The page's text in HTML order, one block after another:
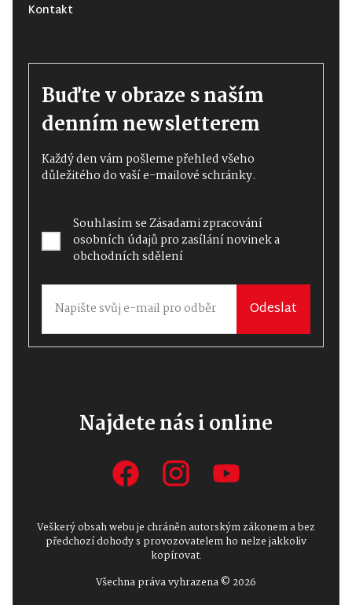
Kontakt
Buďte v obraze s naším
denním newsletterem
Každý den vám pošleme přehled všeho
důležitého do vaší e-mailové schránky.
Souhlasím seZásadami zpracování
osobních údajůpro zasílání novinek a
obchodních sdělení
Odeslat
Najdete nás i online
Veškerý obsah webu je chráněn autorským zákonem a bez
předchozí dohody s provozovatelem ho nelze jakkoliv
kopírovat.
Všechna práva vyhrazena © 2026